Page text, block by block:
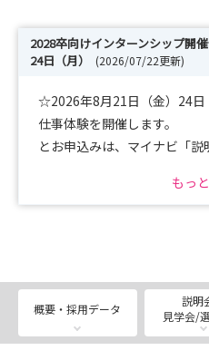
2028卒向けインターンシップ開
24日（月）
(2026/07/22更新)
☆2026年8月21日（金）24日
仕事体験を開催します。
とお申込みは、マイナビ「
病院の雰囲気を感じに来てく
https://www.takarazuka-
お待ちしています。
もっ
概要・採用データ
説明
見学会/